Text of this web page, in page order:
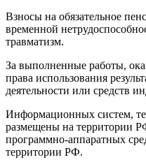
Взносы на обязательное
временной
травматизм.
За выполненные работы,
права использования
деятельности или средств
Информационных систем,
размещены на территории
программно-аппаратных
территории РФ.